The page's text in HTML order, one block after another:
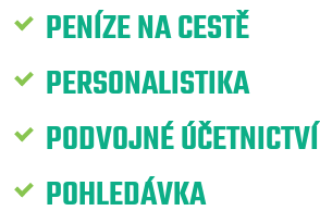
PENÍZE NA CESTĚ
PERSONALISTIKA
PODVOJNÉ ÚČETNICTVÍ
POHLEDÁVKA